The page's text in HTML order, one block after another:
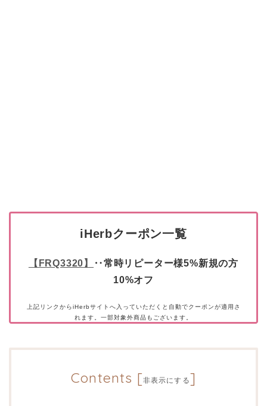
iHerbクーポン一覧
【FRQ3320】
‥常時リピーター様5%新規の方
10%オフ
上記リンクからiHerbサイトへ入っていただくと自動でクーポンが適用さ
れます。一部対象外商品もございます。
Contents [非表示にする]